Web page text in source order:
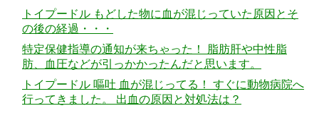
トイプードル もどした物に血が混じっていた原因とそ
の後の経過・・・
特定保健指導の通知が来ちゃった！ 脂肪肝や中性脂
肪、血圧などが引っかかったんだと思います。
トイプードル 嘔吐 血が混じってる！ すぐに動物病院へ
行ってきました。 出血の原因と対処法は？